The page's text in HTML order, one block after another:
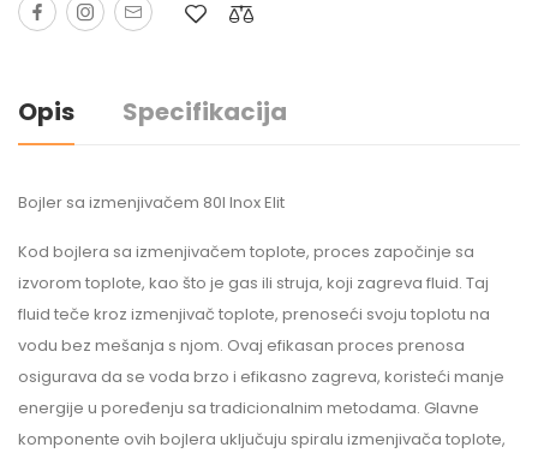
Opis Specifikacija
Bojler sa izmenjivačem 80l Inox Elit
Kod bojlera sa izmenjivačem toplote, proces započinje sa
izvorom toplote, kao što je gas ili struja, koji zagreva fluid. Taj
fluid teče kroz izmenjivač toplote, prenoseći svoju toplotu na
vodu bez mešanja s njom. Ovaj efikasan proces prenosa
osigurava da se voda brzo i efikasno zagreva, koristeći manje
energije u poređenju sa tradicionalnim metodama. Glavne
komponente ovih bojlera uključuju spiralu izmenjivača toplote,